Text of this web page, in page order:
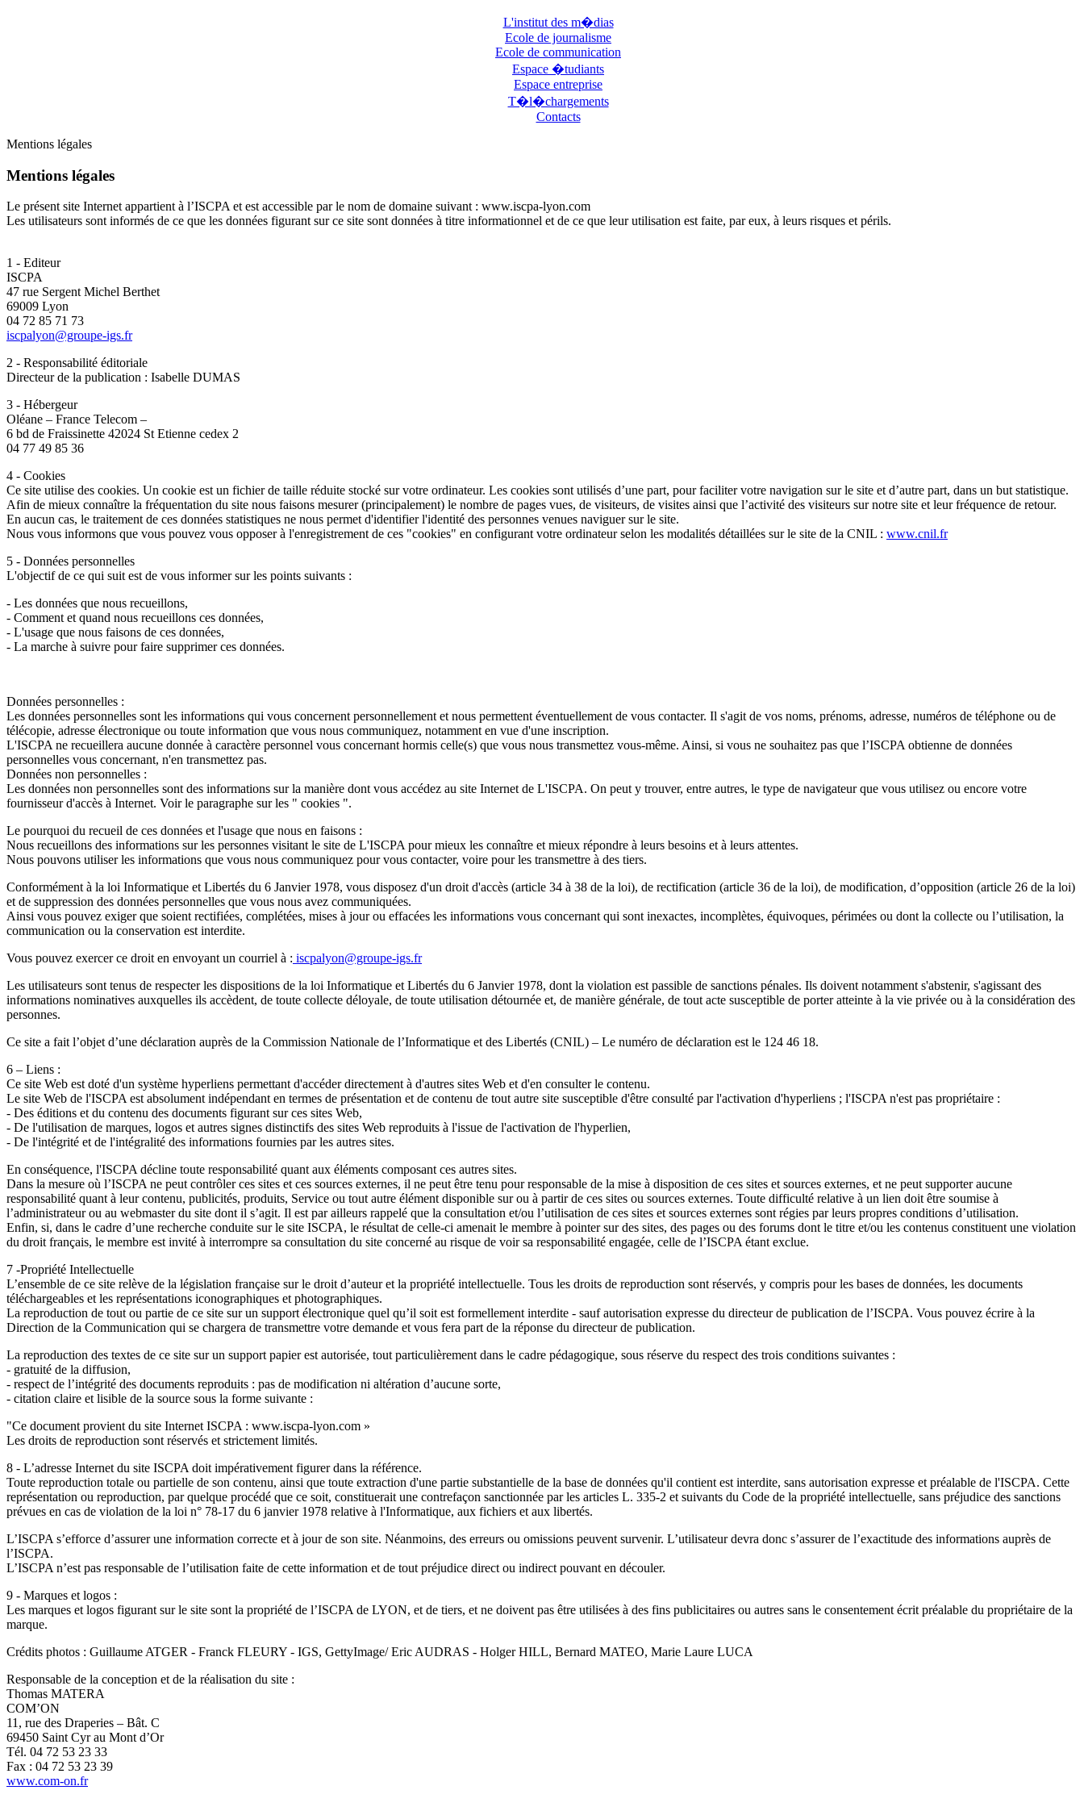
L'institut des m�dias
Ecole de journalisme
Ecole de communication
Espace �tudiants
Espace entreprise
T�l�chargements
Contacts
Mentions légales
Mentions légales
Le présent site Internet appartient à l’ISCPA et est accessible par le nom de domaine suivant : www.iscpa-lyon.com
Les utilisateurs sont informés de ce que les données figurant sur ce site sont données à titre informationnel et de ce que leur utilisation est faite, par eux, à leurs risques et périls.
1 - Editeur
ISCPA
47 rue Sergent Michel Berthet
69009 Lyon
04 72 85 71 73
iscpalyon@groupe-igs.fr
2 - Responsabilité éditoriale
Directeur de la publication : Isabelle DUMAS
3 - Hébergeur
Oléane – France Telecom –
6 bd de Fraissinette 42024 St Etienne cedex 2
04 77 49 85 36
4 - Cookies
Ce site utilise des cookies. Un cookie est un fichier de taille réduite stocké sur votre ordinateur. Les cookies sont utilisés d’une part, pour faciliter votre navigation sur le site et d’autre part, dans un but statistique.
Afin de mieux connaître la fréquentation du site nous faisons mesurer (principalement) le nombre de pages vues, de visiteurs, de visites ainsi que l’activité des visiteurs sur notre site et leur fréquence de retour.
En aucun cas, le traitement de ces données statistiques ne nous permet d'identifier l'identité des personnes venues naviguer sur le site.
Nous vous informons que vous pouvez vous opposer à l'enregistrement de ces "cookies" en configurant votre ordinateur selon les modalités détaillées sur le site de la CNIL : www.cnil.fr
5 - Données personnelles
L'objectif de ce qui suit est de vous informer sur les points suivants :
- Les données que nous recueillons,
- Comment et quand nous recueillons ces données,
- L'usage que nous faisons de ces données,
- La marche à suivre pour faire supprimer ces données.
Données personnelles :
Les données personnelles sont les informations qui vous concernent personnellement et nous permettent éventuellement de vous contacter. Il s'agit de vos noms, prénoms, adresse, numéros de téléphone ou de
télécopie, adresse électronique ou toute information que vous nous communiquez, notamment en vue d'une inscription.
L'ISCPA ne recueillera aucune donnée à caractère personnel vous concernant hormis celle(s) que vous nous transmettez vous-même. Ainsi, si vous ne souhaitez pas que l’ISCPA obtienne de données
personnelles vous concernant, n'en transmettez pas.
Données non personnelles :
Les données non personnelles sont des informations sur la manière dont vous accédez au site Internet de L'ISCPA. On peut y trouver, entre autres, le type de navigateur que vous utilisez ou encore votre
fournisseur d'accès à Internet. Voir le paragraphe sur les " cookies ".
Le pourquoi du recueil de ces données et l'usage que nous en faisons :
Nous recueillons des informations sur les personnes visitant le site de L'ISCPA pour mieux les connaître et mieux répondre à leurs besoins et à leurs attentes.
Nous pouvons utiliser les informations que vous nous communiquez pour vous contacter, voire pour les transmettre à des tiers.
Conformément à la loi Informatique et Libertés du 6 Janvier 1978, vous disposez d'un droit d'accès (article 34 à 38 de la loi), de rectification (article 36 de la loi), de modification, d’opposition (article 26 de la loi)
et de suppression des données personnelles que vous nous avez communiquées.
Ainsi vous pouvez exiger que soient rectifiées, complétées, mises à jour ou effacées les informations vous concernant qui sont inexactes, incomplètes, équivoques, périmées ou dont la collecte ou l’utilisation, la
communication ou la conservation est interdite.
Vous pouvez exercer ce droit en envoyant un courriel à : iscpalyon@groupe-igs.fr
Les utilisateurs sont tenus de respecter les dispositions de la loi Informatique et Libertés du 6 Janvier 1978, dont la violation est passible de sanctions pénales. Ils doivent notamment s'abstenir, s'agissant des
informations nominatives auxquelles ils accèdent, de toute collecte déloyale, de toute utilisation détournée et, de manière générale, de tout acte susceptible de porter atteinte à la vie privée ou à la considération des
personnes.
Ce site a fait l’objet d’une déclaration auprès de la Commission Nationale de l’Informatique et des Libertés (CNIL) – Le numéro de déclaration est le 124 46 18.
6 – Liens :
Ce site Web est doté d'un système hyperliens permettant d'accéder directement à d'autres sites Web et d'en consulter le contenu.
Le site Web de l'ISCPA est absolument indépendant en termes de présentation et de contenu de tout autre site susceptible d'être consulté par l'activation d'hyperliens ; l'ISCPA n'est pas propriétaire :
- Des éditions et du contenu des documents figurant sur ces sites Web,
- De l'utilisation de marques, logos et autres signes distinctifs des sites Web reproduits à l'issue de l'activation de l'hyperlien,
- De l'intégrité et de l'intégralité des informations fournies par les autres sites.
En conséquence, l'ISCPA décline toute responsabilité quant aux éléments composant ces autres sites.
Dans la mesure où l’ISCPA ne peut contrôler ces sites et ces sources externes, il ne peut être tenu pour responsable de la mise à disposition de ces sites et sources externes, et ne peut supporter aucune
responsabilité quant à leur contenu, publicités, produits, Service ou tout autre élément disponible sur ou à partir de ces sites ou sources externes. Toute difficulté relative à un lien doit être soumise à
l’administrateur ou au webmaster du site dont il s’agit. Il est par ailleurs rappelé que la consultation et/ou l’utilisation de ces sites et sources externes sont régies par leurs propres conditions d’utilisation.
Enfin, si, dans le cadre d’une recherche conduite sur le site ISCPA, le résultat de celle-ci amenait le membre à pointer sur des sites, des pages ou des forums dont le titre et/ou les contenus constituent une violation
du droit français, le membre est invité à interrompre sa consultation du site concerné au risque de voir sa responsabilité engagée, celle de l’ISCPA étant exclue.
7 -Propriété Intellectuelle
L’ensemble de ce site relève de la législation française sur le droit d’auteur et la propriété intellectuelle. Tous les droits de reproduction sont réservés, y compris pour les bases de données, les documents
téléchargeables et les représentations iconographiques et photographiques.
La reproduction de tout ou partie de ce site sur un support électronique quel qu’il soit est formellement interdite - sauf autorisation expresse du directeur de publication de l’ISCPA. Vous pouvez écrire à la
Direction de la Communication qui se chargera de transmettre votre demande et vous fera part de la réponse du directeur de publication.
La reproduction des textes de ce site sur un support papier est autorisée, tout particulièrement dans le cadre pédagogique, sous réserve du respect des trois conditions suivantes :
- gratuité de la diffusion,
- respect de l’intégrité des documents reproduits : pas de modification ni altération d’aucune sorte,
- citation claire et lisible de la source sous la forme suivante :
"Ce document provient du site Internet ISCPA : www.iscpa-lyon.com »
Les droits de reproduction sont réservés et strictement limités.
8 - L’adresse Internet du site ISCPA doit impérativement figurer dans la référence.
Toute reproduction totale ou partielle de son contenu, ainsi que toute extraction d'une partie substantielle de la base de données qu'il contient est interdite, sans autorisation expresse et préalable de l'ISCPA. Cette
représentation ou reproduction, par quelque procédé que ce soit, constituerait une contrefaçon sanctionnée par les articles L. 335-2 et suivants du Code de la propriété intellectuelle, sans préjudice des sanctions
prévues en cas de violation de la loi n° 78-17 du 6 janvier 1978 relative à l'Informatique, aux fichiers et aux libertés.
L’ISCPA s’efforce d’assurer une information correcte et à jour de son site. Néanmoins, des erreurs ou omissions peuvent survenir. L’utilisateur devra donc s’assurer de l’exactitude des informations auprès de
l’ISCPA.
L’ISCPA n’est pas responsable de l’utilisation faite de cette information et de tout préjudice direct ou indirect pouvant en découler.
9 - Marques et logos :
Les marques et logos figurant sur le site sont la propriété de l’ISCPA de LYON, et de tiers, et ne doivent pas être utilisées à des fins publicitaires ou autres sans le consentement écrit préalable du propriétaire de la
marque.
Crédits photos : Guillaume ATGER - Franck FLEURY - IGS, GettyImage/ Eric AUDRAS - Holger HILL, Bernard MATEO, Marie Laure LUCA
Responsable de la conception et de la réalisation du site :
Thomas MATERA
COM’ON
11, rue des Draperies – Bât. C
69450 Saint Cyr au Mont d’Or
Tél. 04 72 53 23 33
Fax : 04 72 53 23 39
www.com-on.fr